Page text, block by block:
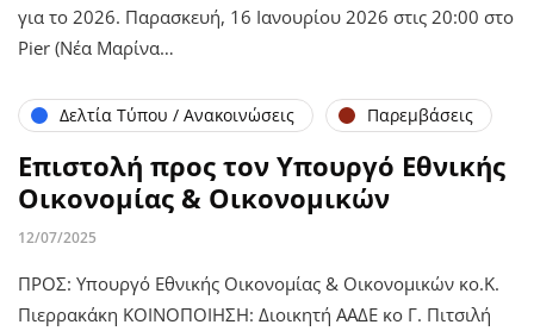
για το 2026. Παρασκευή, 16 Ιανουρίου 2026 στις 20:00 στο
Pier (Νέα Μαρίνα…
Δελτία Τύπου / Ανακοινώσεις Παρεμβάσεις
Επιστολή προς τον Υπουργό Εθνικής
Οικονομίας & Οικονομικών
12/07/2025
ΠΡΟΣ: Υπουργό Εθνικής Οικονομίας & Οικονομικών κο.Κ.
Πιερρακάκη ΚΟΙΝΟΠΟΙΗΣΗ: Διοικητή ΑΑΔΕ κο Γ. Πιτσιλή